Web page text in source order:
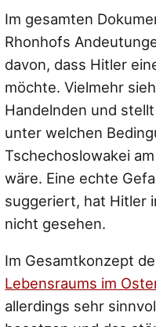
Im gesamten
Rhonhofs
davon, dass Hitler
möchte. Vielmehr
Handelnden und
unter welchen
Tschechoslowakei
wäre. Eine echte
suggeriert, hat Hitler
nicht gesehen.
Im Gesamtkonzept
Lebensraums im
allerdings sehr